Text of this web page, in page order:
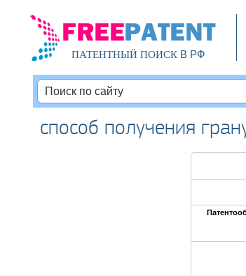
ПАТЕНТНЫЙ ПОИСКВ РФ
способ получения